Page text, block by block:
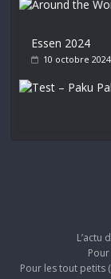
Essen 2024
10 octobre 2024
L’actu
Pour les tout petits